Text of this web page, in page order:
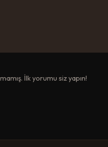
İlk yorumu siz yapın!